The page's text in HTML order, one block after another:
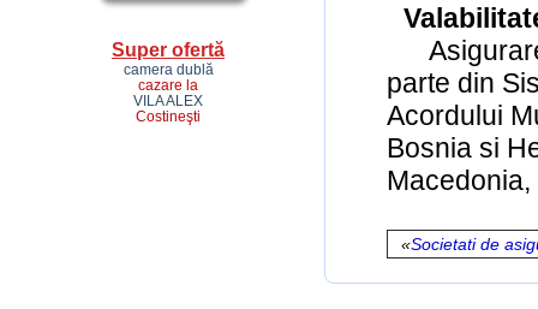
Super ofertă
camera dublă
cazare la
VILA ALEX
Costineşti
parte din
Acordului
Bosnia si
«Societati de